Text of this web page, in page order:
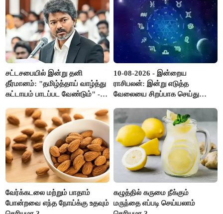
சட்டசபையில் இன்று தனி
தீர்மானம்: "தமிழ்த்தாய் வாழ்த்து
கட்டாயம் பாடப்பட வேண்டும்" -
10-08-2026 - இன்றைய
ராசிபலன்: இன்று எடுத்த
வேலையை சிறப்பாக செய்து
அதே நேரத்தில் கூடுதலாக
உழைக்க வேண்டி இருக்கும்..!
வேர்க்கடலை மற்றும் பாதாம்
போன்றவை எந்த நோய்க்கு உதவும்
கழுத்தில் கருமை நீக்கும்
மருந்தை எப்படி செய்யலாம்